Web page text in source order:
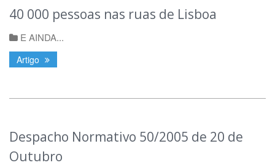
40 000 pessoas nas ruas de Lisboa
E AINDA...
Artigo
Despacho Normativo 50/2005 de 20 de
Outubro